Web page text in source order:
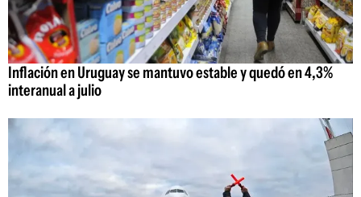
Inflación en Uruguay se mantuvo estable y quedó en 4,3%
interanual a julio